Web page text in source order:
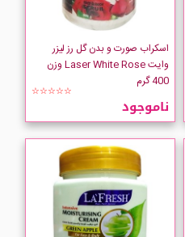
اسکراب صورت و بدن گل رز لیزر
وایت Laser White Rose وزن
400 گرم
☆☆☆☆☆
ناموجود